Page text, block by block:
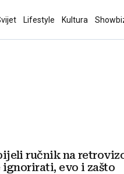
Lifestyle Kultura
ručnik na
evo i zašto